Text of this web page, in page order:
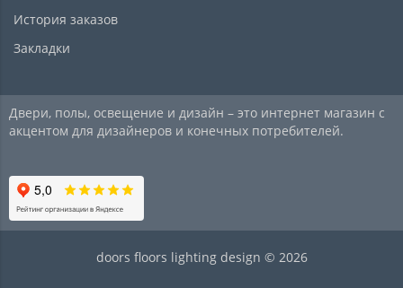
История заказов
Закладки
Двери, полы, освещение и дизайн – это интернет магазин с
акцентом для дизайнеров и конечных потребителей.
doors floors lighting design © 2026